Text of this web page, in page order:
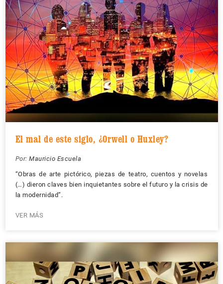
El mal de este siglo, ¿Orwell o Huxley?
Por: Mauricio Escuela
“Obras de arte pictórico, piezas de teatro, cuentos y novelas
(…) dieron claves bien inquietantes sobre el futuro y la crisis de
la modernidad”.
VER MÁS